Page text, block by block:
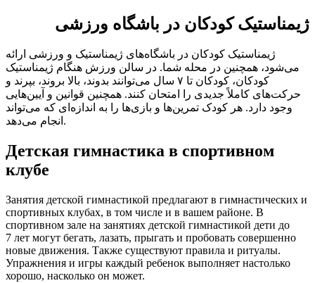
ژیمناستیک کودکان در باشگاه ورزشی
ژیمناستیک کودکان در باشگاه‌های ژیمناستیک و ورزشی ارائه
می‌شود، همچنین در محله شما. در سالن ورزش هنگام ژیمناستیک
کودکان، کودکان تا ۷ سال می‌توانند بدوند، بالا بروند، بپرند و
حرکت‌های کاملاً جدیدی را امتحان کنند. همچنین قوانین و آیین‌هایی
وجود دارد. هر کودک تمرین‌ها و بازی‌ها را به اندازه‌ای که می‌تواند
انجام می‌دهد.
Детская гимнастика в спортивном
клубе
Занятия детской гимнастикой предлагают в гимнастических и
спортивных клубах, в том числе и в вашем районе. В
спортивном зале на занятиях детской гимнастикой дети до
7 лет могут бегать, лазать, прыгать и пробовать совершенно
новые движения. Также существуют правила и ритуалы.
Упражнения и игры каждый ребенок выполняет настолько
хорошо, насколько он может.